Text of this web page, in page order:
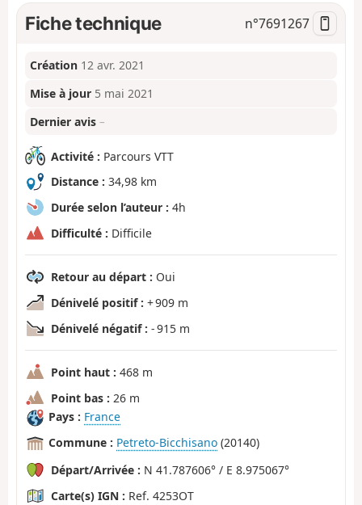
a
Fiche technique n°7691267
Création 12 avr. 2021
Mise à jour 5 mai 2021
Dernier avis –
Activité : Parcours VTT
Distance : 34,98 km
Durée selon l’auteur : 4h
Difficulté : Difficile
Retour au départ : Oui
Dénivelé positif : + 909 m
Dénivelé négatif : - 915 m
Point haut : 468 m
Point bas : 26 m
Pays : France
Commune : Petreto-Bicchisano (20140)
Départ/Arrivée : N 41.787606° / E 8.975067°
Carte(s) IGN : Ref. 4253OT